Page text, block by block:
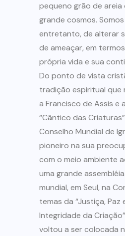
pequeno grão de
grande cosmos.
entretanto, de alterar
de ameaçar, em
própria vida e sua
Do ponto de vista
tradição espiritual que
a Francisco de Assis e
“Cântico das
Conselho Mundial de
pioneiro na sua
com o meio ambiente
uma grande assembléia
mundial, em Seul, na
temas da “Justiça, Paz
Integridade da
voltou a ser colocada